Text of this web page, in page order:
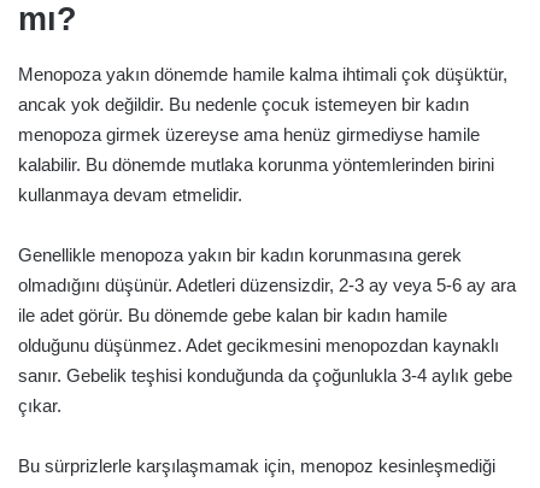
mı?
Menopoza yakın dönemde hamile kalma ihtimali çok düşüktür,
ancak yok değildir. Bu nedenle çocuk istemeyen bir kadın
menopoza girmek üzereyse ama henüz girmediyse hamile
kalabilir. Bu dönemde mutlaka korunma yöntemlerinden birini
kullanmaya devam etmelidir.
Genellikle menopoza yakın bir kadın korunmasına gerek
olmadığını düşünür. Adetleri düzensizdir, 2-3 ay veya 5-6 ay ara
ile adet görür. Bu dönemde gebe kalan bir kadın hamile
olduğunu düşünmez. Adet gecikmesini menopozdan kaynaklı
sanır. Gebelik teşhisi konduğunda da çoğunlukla 3-4 aylık gebe
çıkar.
Bu sürprizlerle karşılaşmamak için, menopoz kesinleşmediği